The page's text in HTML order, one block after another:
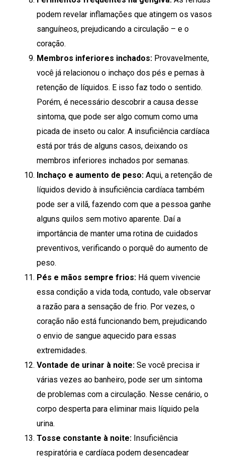
podem revelar inflamações que atingem os vasos
sanguíneos, prejudicando a circulação – e o
coração.
Membros inferiores inchados: Provavelmente,
você já relacionou o inchaço dos pés e pernas à
retenção de líquidos. E isso faz todo o sentido.
Porém, é necessário descobrir a causa desse
sintoma, que pode ser algo comum como uma
picada de inseto ou calor. A insuficiência cardíaca
está por trás de alguns casos, deixando os
membros inferiores inchados por semanas.
Inchaço e aumento de peso: Aqui, a retenção de
líquidos devido à insuficiência cardíaca também
pode ser a vilã, fazendo com que a pessoa ganhe
alguns quilos sem motivo aparente. Daí a
importância de manter uma rotina de cuidados
preventivos, verificando o porquê do aumento de
peso.
Pés e mãos sempre frios: Há quem vivencie
essa condição a vida toda, contudo, vale observar
a razão para a sensação de frio. Por vezes, o
coração não está funcionando bem, prejudicando
o envio de sangue aquecido para essas
extremidades.
Vontade de urinar à noite: Se você precisa ir
várias vezes ao banheiro, pode ser um sintoma
de problemas com a circulação. Nesse cenário, o
corpo desperta para eliminar mais líquido pela
urina.
Tosse constante à noite: Insuficiência
respiratória e cardíaca podem desencadear